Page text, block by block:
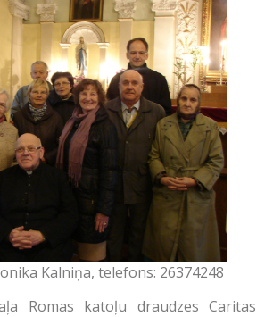
Kalniņa, telefons: 26374248
Romas katoļu draudzes Caritas